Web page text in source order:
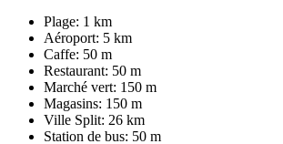
Plage: 1 km
Aéroport: 5 km
Caffe: 50 m
Restaurant: 50 m
Marché vert: 150 m
Magasins: 150 m
Ville Split: 26 km
Station de bus: 50 m